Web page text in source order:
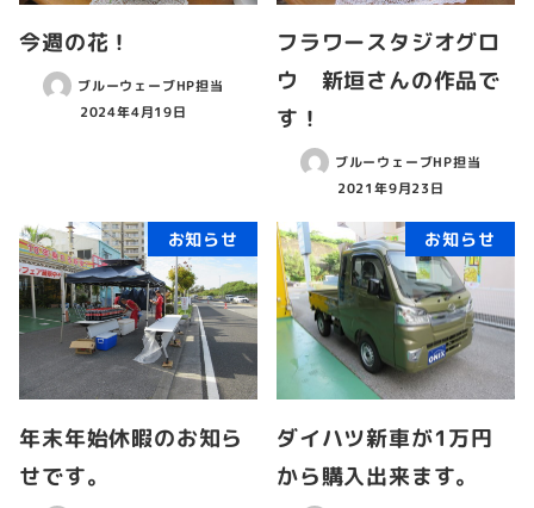
今週の花！
ブルーウェーブHP担当
2024年4月19日
フラワースタジオグロ
ウ 新垣さんの作品で
す！
ブルーウェーブHP担当
2021年9月23日
お知らせ
年末年始休暇のお知ら
せです。
お知らせ
ダイハツ新車が1万円
から購入出来ます。